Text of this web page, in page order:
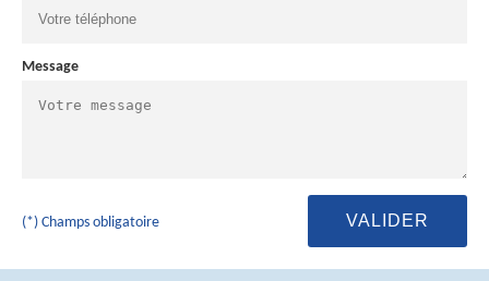
Message
(*) Champs obligatoire